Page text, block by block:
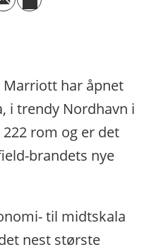
Marriott har åpnet
i trendy Nordhavn i
rom og er det
brandets nye
til midtskala
nest største